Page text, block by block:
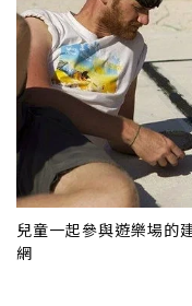
兒童一起參與遊樂場
網